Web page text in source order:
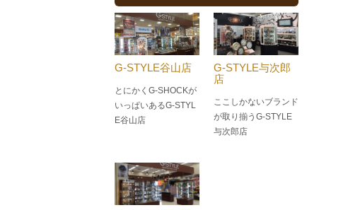
G-STYLE谷山店
とにかくG-SHOCKが
いっぱいあるG-STYL
E谷山店
G-STYLE与次郎
店
ここしかないブランド
が取り揃うG-STYLE
与次郎店